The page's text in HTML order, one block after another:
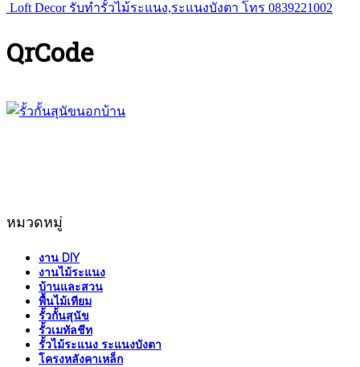
Loft Decor รับทำรั้วไม้ระแนง,ระแนงบังตา โทร 0839221002
QrCode
หมวดหมู่
งาน DIY
งานไม้ระแนง
บ้านและสวน
พื้นไม้เทียม
รั้วกั้นสุนัข
รั้วเมทัลชีท
รั้วไม้ระแนง ระแนงบังตา
โครงหลังคาเหล็ก